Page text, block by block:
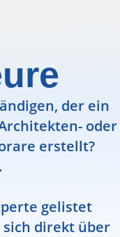
der ein
oder
erstellt?
gelistet
direkt über